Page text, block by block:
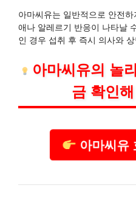
아마씨유는 일반적으로 안전
애나 알레르기 반응이 나타날
인 경우 섭취 후 즉시 의사와
아마씨유의 놀
금 확인
아마씨유